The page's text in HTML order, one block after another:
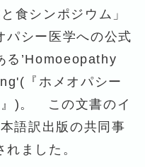
食シンポジウム」
パシー医学への公式
る’Homoeopathy
『ホメオパシー
)。 この文書のイ
語訳出版の共同事
ました。